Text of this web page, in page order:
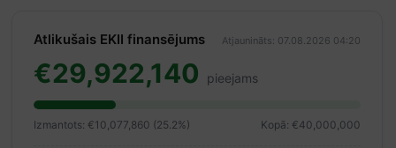
Atlikušais EKII finansējums Atjaunināts: 07.08.2026 04:20
€29,922,140 pieejams
Izmantots: €10,077,860 (25.2%) Kopā: €40,000,000